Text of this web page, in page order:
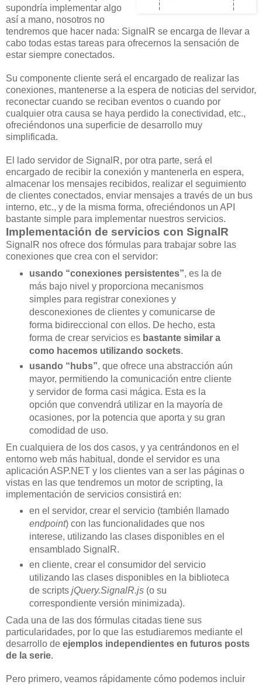
supondría implementar algo
así a mano, nosotros no
tendremos que hacer nada: SignalR se encarga de llevar a
cabo todas estas tareas para ofrecernos la sensación de
estar siempre conectados.
Su componente cliente será el encargado de realizar las
conexiones, mantenerse a la espera de noticias del servidor,
reconectar cuando se reciban eventos o cuando por
cualquier otra causa se haya perdido la conectividad, etc.,
ofreciéndonos una superficie de desarrollo muy
simplificada.
El lado servidor de SignalR, por otra parte, será el
encargado de recibir la conexión y mantenerla en espera,
almacenar los mensajes recibidos, realizar el seguimiento
de clientes conectados, enviar mensajes a través de un bus
interno, etc., y de la misma forma, ofreciéndonos un API
bastante simple para implementar nuestros servicios.
Implementación de servicios con SignalR
SignalR nos ofrece dos fórmulas para trabajar sobre las
conexiones que crea con el servidor:
usando “conexiones persistentes”, es la de
más bajo nivel y proporciona mecanismos
simples para registrar conexiones y
desconexiones de clientes y comunicarse de
forma bidireccional con ellos. De hecho, esta
forma de crear servicios es bastante similar a
como hacemos utilizando sockets.
usando “hubs”, que ofrece una abstracción aún
mayor, permitiendo la comunicación entre cliente
y servidor de forma casi mágica. Esta es la
opción que convendrá utilizar en la mayoría de
ocasiones, por la potencia que aporta y su gran
comodidad de uso.
En cualquiera de los dos casos, y ya centrándonos en el
entorno web más habitual, donde el servidor es una
aplicación ASP.NET y los clientes van a ser las páginas o
vistas en las que tendremos un motor de scripting, la
implementación de servicios consistirá en:
en el servidor, crear el servicio (también llamado
endpoint) con las funcionalidades que nos
interese, utilizando las clases disponibles en el
ensamblado SignalR.
en cliente, crear el consumidor del servicio
utilizando las clases disponibles en la biblioteca
de scripts jQuery.SignalR.js(o su
correspondiente versión minimizada).
Cada una de las dos fórmulas citadas tiene sus
particularidades, por lo que las estudiaremos mediante el
desarrollo de ejemplos independientes en futuros posts
de la serie.
Pero primero, veamos rápidamente cómo podemos incluir